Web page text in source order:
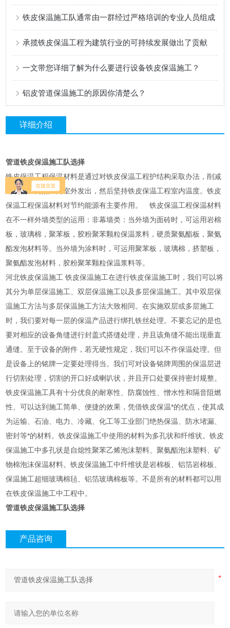
铁皮保温施工队通常由一群经过严格培训的专业人员组成
承揽铁皮保温工程为建筑行业的可持续发展做出了贡献
一文带您详细了解为什么要进行设备铁皮保温施工？
铝皮管道保温施工的原因你清楚么？
详细介绍
管道铁皮保温施工队选择
铁皮保温工程保温材料是通过对铁皮保温工程护结构采取办法，削减
建筑物室内热量向室外发出，然后坚持铁皮保温工程室内温度。铁皮
保温工程保温材料对节约能源有主要作用。 铁皮保温工程保温材料
在不一样外墙类型的运用：非幕墙类：当外墙为面砖时，可运用岩棉
板，玻璃棉，聚苯板，胶粉聚苯颗粒保温浆料，硬质聚氨酯板，聚氨
酯发泡材料等。当外墙为涂料时，可运用聚苯板，玻璃棉，挤塑板，
聚氨酯发泡材料，胶粉聚苯颗粒保温浆料等。
河北铁皮保温施工 铁皮保温施工在进行铁皮保温施工时，我们可以将
其分为单层保温施工、双层保温施工以及多层保温施工。其中双层保
温施工方法与多层保温施工方法大致相同。在实施双层或多层施工
时，我们要对每一层的保温产品进行绑扎铁丝处理。不要忘记的是也
要对相应的设备角缝进行封盖式搭缝处理，并且该角缝不能出现垂直
通缝。至于设备的附件，若无硬性规定，我们可以不作保温处理。但
是设备上的铭牌一定要处理得当。我们可对设备铭牌周围的保温层进
行切割处理，切割的开口好成喇叭状，并且开口处要保持密封规整。
铁皮保温施工具有十分优良的耐寒性、防腐蚀性、憎水性和隔音阻燃
性、可以达到施工简单、便捷的效果，凭借铁皮保温*的优点，使其成
为运输、石油、电力、冷藏、化工等工业部门绝热保温、防水堵漏、
密封等*的材料。铁皮保温施工中使用的材料为多孔状和纤维状。铁皮
保温施工中多孔状是自熄性聚苯乙烯泡沫塑料、聚氨酯泡沫塑料、矿
物棉泡沫保温材料。铁皮保温施工中纤维状是岩棉板、铝箔岩棉板、
保温施工超细玻璃棉毡、铝箔玻璃棉板等。不是所有的材料都可以用
在铁皮保温施工中工程中。
管道铁皮保温施工队选择
产品咨询